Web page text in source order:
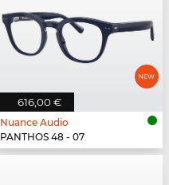
616,00 €
Nuance Audio
PANTHOS 48 - 07